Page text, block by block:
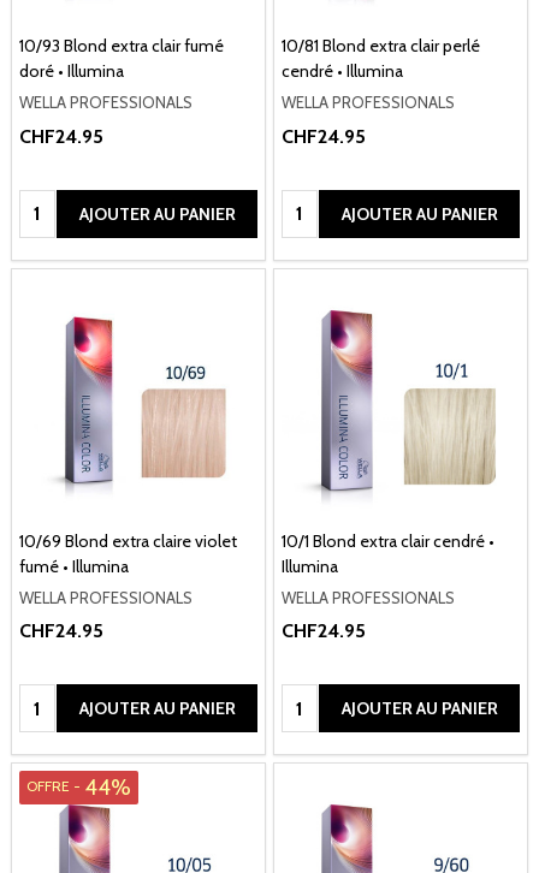
10/93 Blond extra clair fumé
doré • Illumina
WELLA PROFESSIONALS
CHF24.95
Quantité:AJOUTER AU PANIER
10/81 Blond extra clair perlé
cendré • Illumina
WELLA PROFESSIONALS
CHF24.95
Quantité:AJOUTER AU PANIER
10/69 Blond extra claire violet
fumé • Illumina
WELLA PROFESSIONALS
CHF24.95
Quantité:AJOUTER AU PANIER
10/1 Blond extra clair cendré •
Illumina
WELLA PROFESSIONALS
CHF24.95
Quantité:AJOUTER AU PANIER
OFFRE - 44%